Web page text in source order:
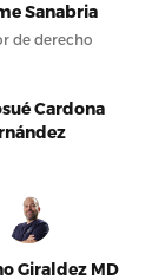
Sanabria
de derecho
Cardona
Giraldez MD